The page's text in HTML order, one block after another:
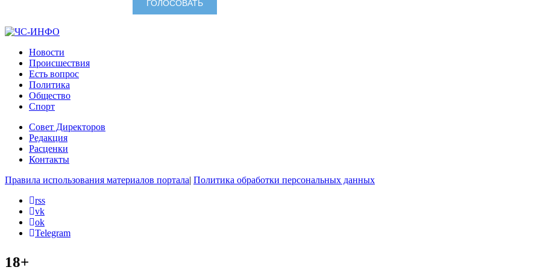
Новости
Происшествия
Есть вопрос
Политика
Общество
Спорт
Совет Директоров
Редакция
Расценки
Контакты
Правила использования материалов портала| Политика обработки персональных данных
rss
vk
ok
Telegram
18+